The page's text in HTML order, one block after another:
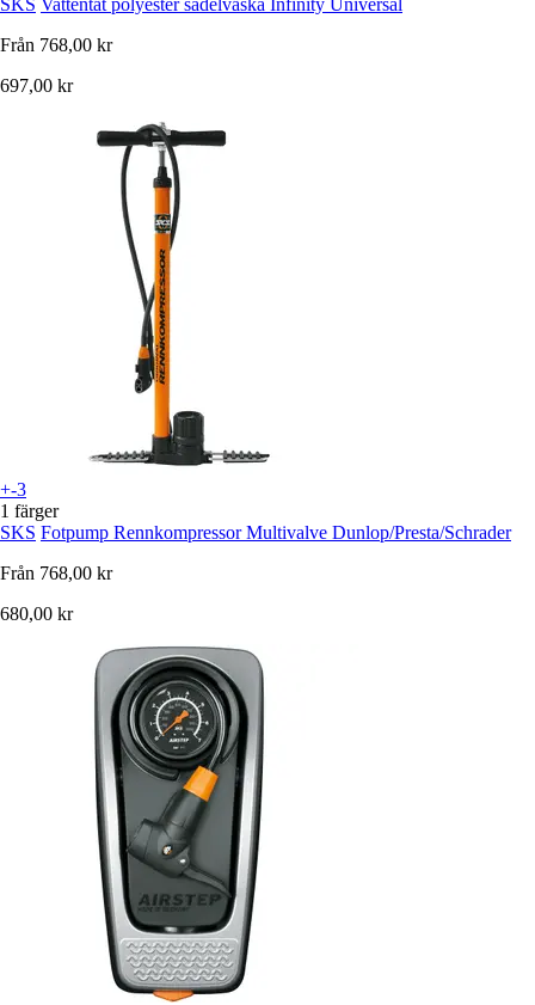
Från 768,00 kr
697,00 kr
+-3
1 färger
SKS Fotpump Rennkompressor Multivalve Dunlop/Presta/Schrader
Från 768,00 kr
680,00 kr